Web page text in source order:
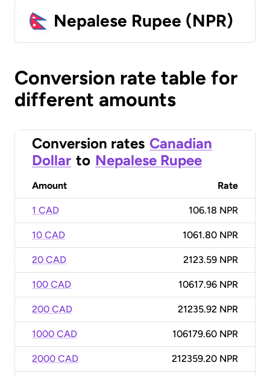
Nepalese Rupee (NPR)
Conversion rate table for
different amounts
Conversion rates Canadian
Dollar to Nepalese Rupee
Amount Rate
1 CAD 106.18 NPR
10 CAD 1061.80 NPR
20 CAD 2123.59 NPR
100 CAD 10617.96 NPR
200 CAD 21235.92 NPR
1000 CAD 106179.60 NPR
2000 CAD 212359.20 NPR